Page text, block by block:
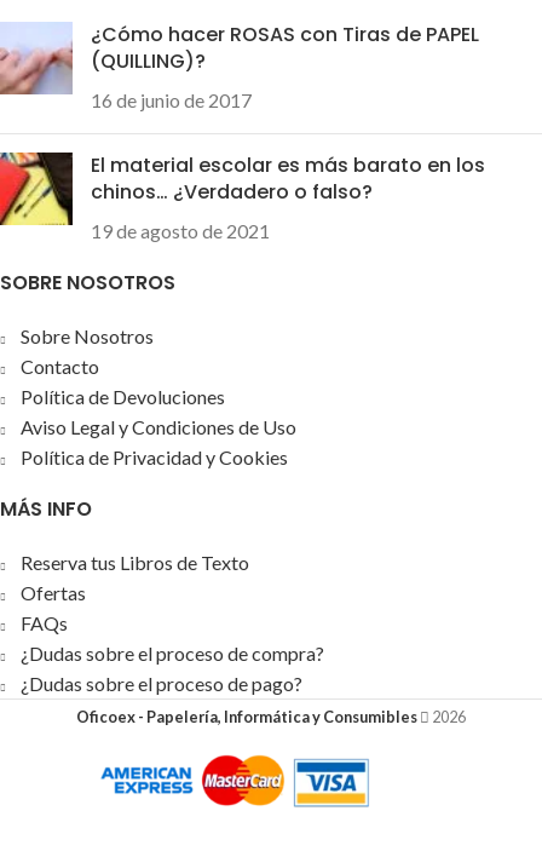
¿Cómo hacer ROSAS con Tiras de PAPEL
(QUILLING)?
16 de junio de 2017
El material escolar es más barato en los
chinos… ¿Verdadero o falso?
19 de agosto de 2021
SOBRE NOSOTROS
Sobre Nosotros
Contacto
Política de Devoluciones
Aviso Legal y Condiciones de Uso
Política de Privacidad y Cookies
MÁS INFO
Reserva tus Libros de Texto
Ofertas
FAQs
¿Dudas sobre el proceso de compra?
¿Dudas sobre el proceso de pago?
Oficoex - Papelería, Informática y Consumibles 2026